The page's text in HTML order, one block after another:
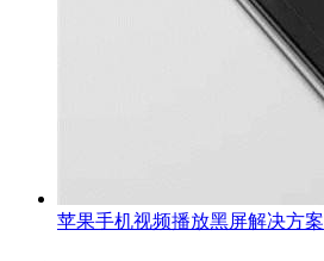
苹果手机视频播放黑屏解决方案